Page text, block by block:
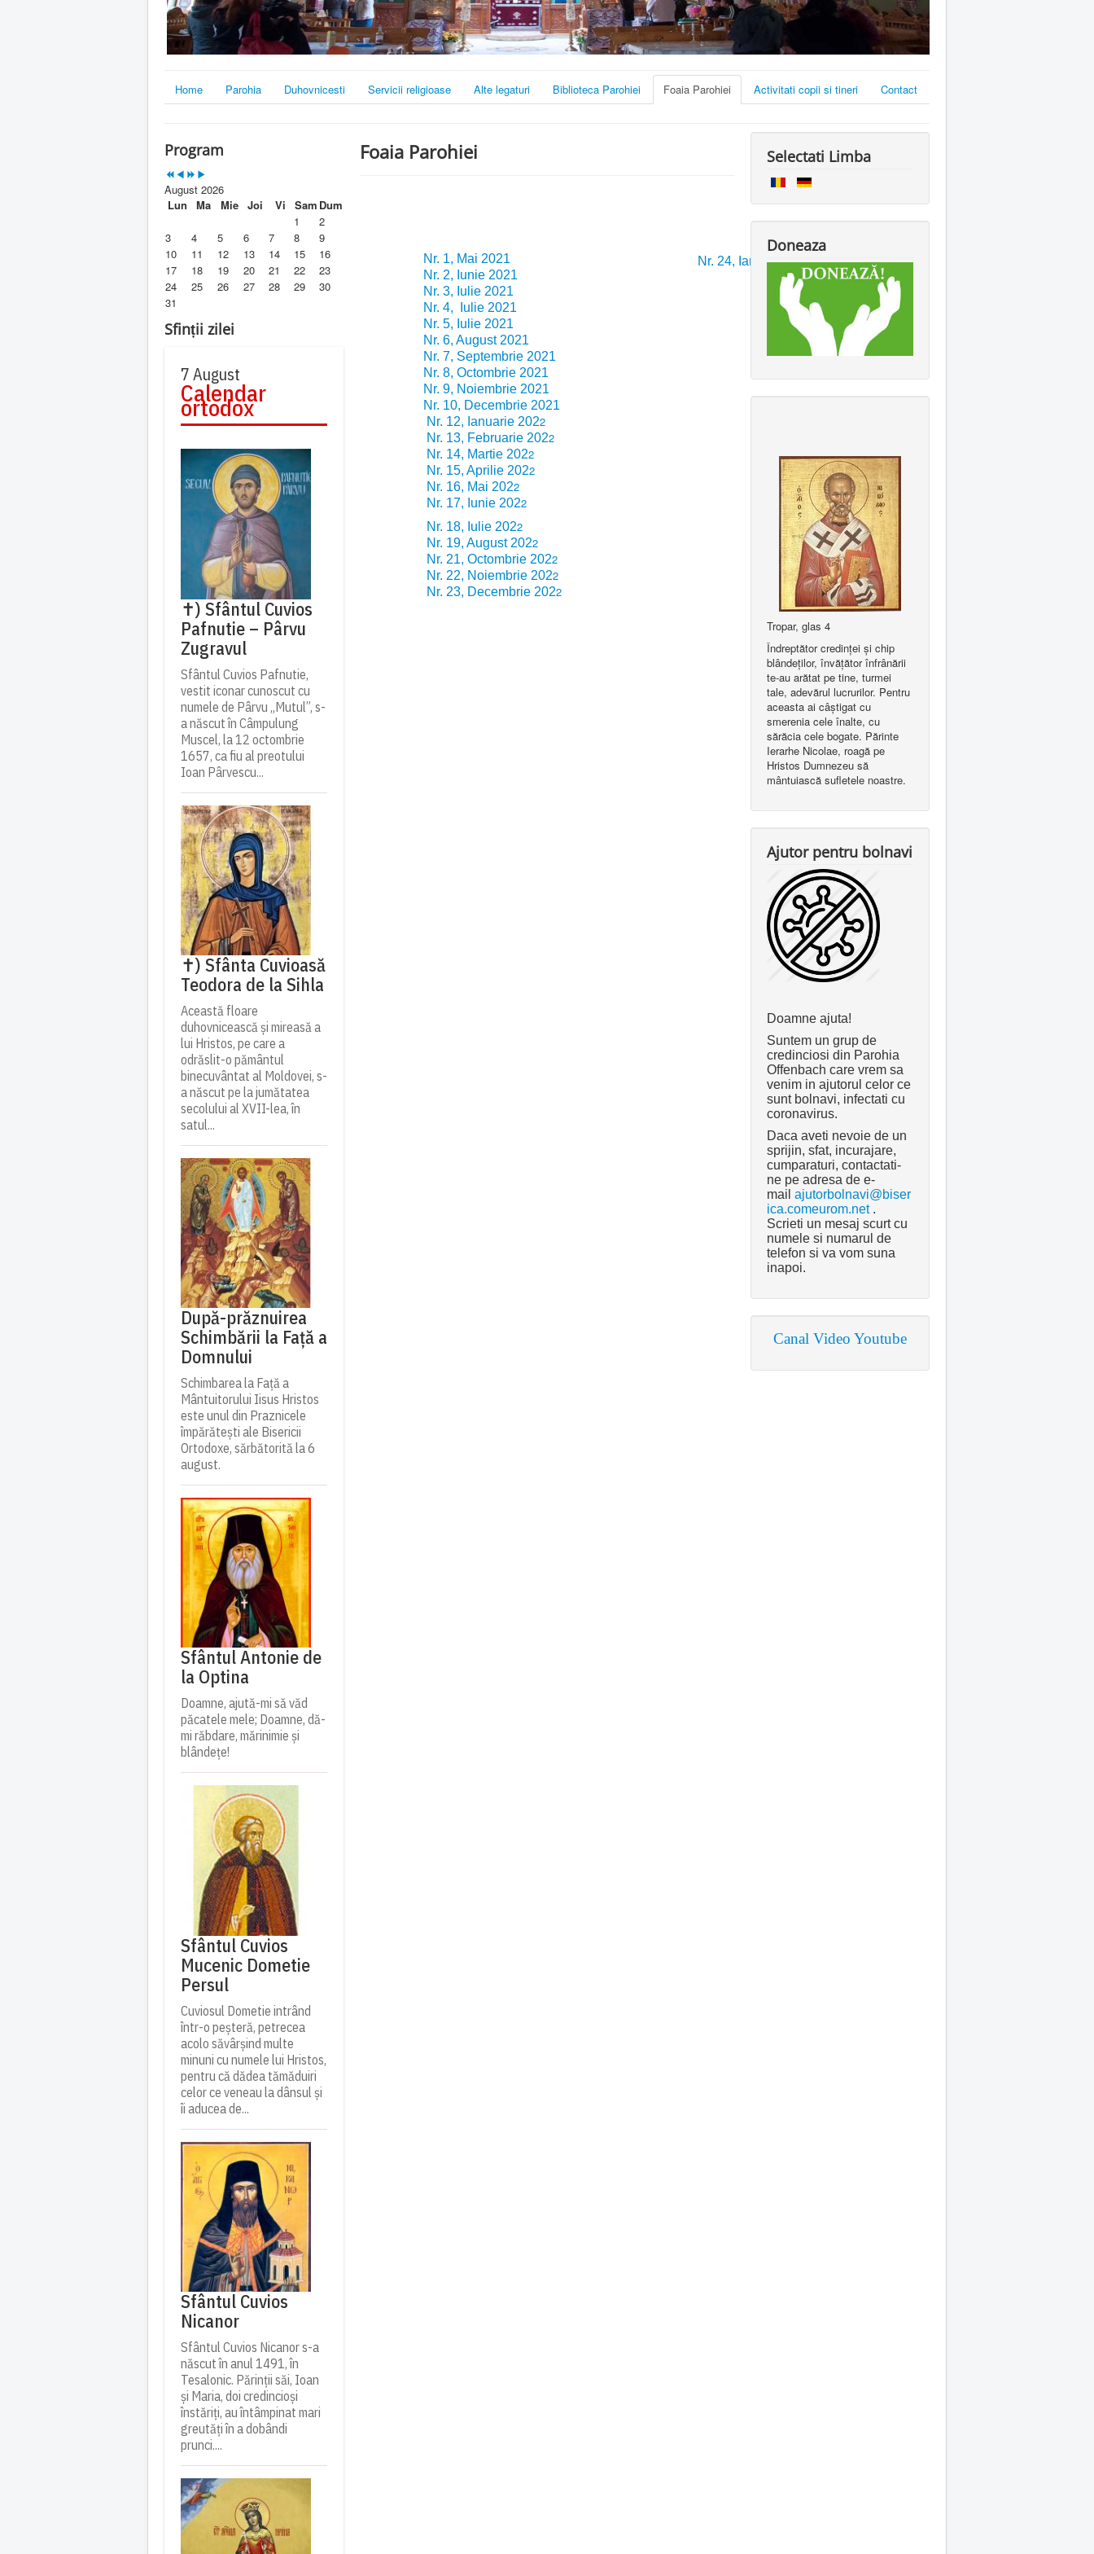
Home Parohia Duhovnicesti Servicii religioase Alte legaturi Biblioteca Parohiei Foaia Parohiei Activitati copii si tineri Contact
Program
August 2026
Lun
Ma Mie Joi Vi Sam Dum
1
2
3
4 5 6 7 8
9
10
11 12 13 14 15
16
17
18 19 20 21 22
23
24
25 26 27 28 29
30
31
Sfinții zilei
7 August
Calendar
ortodox
✝) Sfântul Cuvios
Pafnutie – Pârvu
Zugravul
Sfântul Cuvios Pafnutie,
vestit iconar cunoscut cu
numele de Pârvu „Mutul”, s-
a născut în Câmpulung
Muscel, la 12 octombrie
1657, ca fiu al preotului
Ioan Pârvescu...
✝) Sfânta Cuvioasă
Teodora de la Sihla
Această floare
duhovnicească și mireasă a
lui Hristos, pe care a
odrăslit-o pământul
binecuvântat al Moldovei, s-
a născut pe la jumătatea
secolului al XVII-lea, în
satul...
După-prăznuirea
Schimbării la Față a
Domnului
Schimbarea la Față a
Mântuitorului Iisus Hristos
este unul din Praznicele
împărătești ale Bisericii
Ortodoxe, sărbătorită la 6
august.
Sfântul Antonie de
la Optina
Doamne, ajută-mi să văd
păcatele mele; Doamne, dă-
mi răbdare, mărinimie şi
blândeţe!
Sfântul Cuvios
Mucenic Dometie
Persul
Cuviosul Dometie intrând
într-o peșteră, petrecea
acolo săvârșind multe
minuni cu numele lui Hristos,
pentru că dădea tămăduiri
celor ce veneau la dânsul și
îi aducea de...
Sfântul Cuvios
Nicanor
Sfântul Cuvios Nicanor s-a
născut în anul 1491, în
Tesalonic. Părinții săi, Ioan
și Maria, doi credincioși
înstăriți, au întâmpinat mari
greutăți în a dobândi
prunci....
Foaia Parohiei
Nr. 1, Mai 2021
Nr. 2, Iunie 2021
Nr. 3, Iulie 2021
Nr. 4, Iulie 2021
Nr. 5, Iulie 2021
Nr. 6, August 2021
Nr. 7, Septembrie 2021
Nr. 8, Octombrie 2021
Nr. 9, Noiembrie 2021
Nr. 10, Decembrie 2021
Nr. 12, Ianuarie 2022
Nr. 13, Februarie 2022
Nr. 14, Martie 2022
Nr. 15, Aprilie 2022
Nr. 16, Mai 2022
Nr. 17, Iunie 2022
Nr. 18, Iulie 2022
Nr. 19, August 2022
Nr. 21, Octombrie 2022
Nr. 22, Noiembrie 2022
Nr. 23, Decembrie 2022
Nr. 24, Ianuarie 2023
Selectati Limba
Doneaza
Tropar, glas 4
Îndreptător credinţei şi chip
blândeţilor, învăţător înfrânării
te-au arătat pe tine, turmei
tale, adevărul lucrurilor. Pentru
aceasta ai câştigat cu
smerenia cele înalte, cu
sărăcia cele bogate. Părinte
Ierarhe Nicolae, roagă pe
Hristos Dumnezeu să
mântuiască sufletele noastre.
Ajutor pentru bolnavi
Doamne ajuta!
Suntem un grup de
credinciosi din Parohia
Offenbach care vrem sa
venim in ajutorul celor ce
sunt bolnavi, infectati cu
coronavirus.
Daca aveti nevoie de un
sprijin, sfat, incurajare,
cumparaturi, contactati-
ne pe adresa de e-
mail ajutorbolnavi@biser
ica.comeurom.net.
Scrieti un mesaj scurt cu
numele si numarul de
telefon si va vom suna
inapoi.
Canal Video Youtube